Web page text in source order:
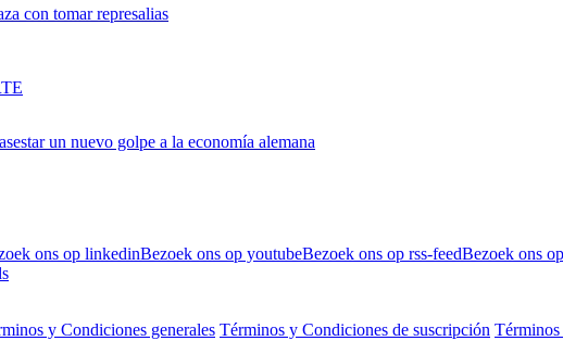
con tomar represalias
un nuevo golpe a la economía alemana
ons op linkedinBezoek ons op youtubeBezoek ons op rss-feedBezoek ons
y Condiciones generales Términos y Condiciones de suscripción